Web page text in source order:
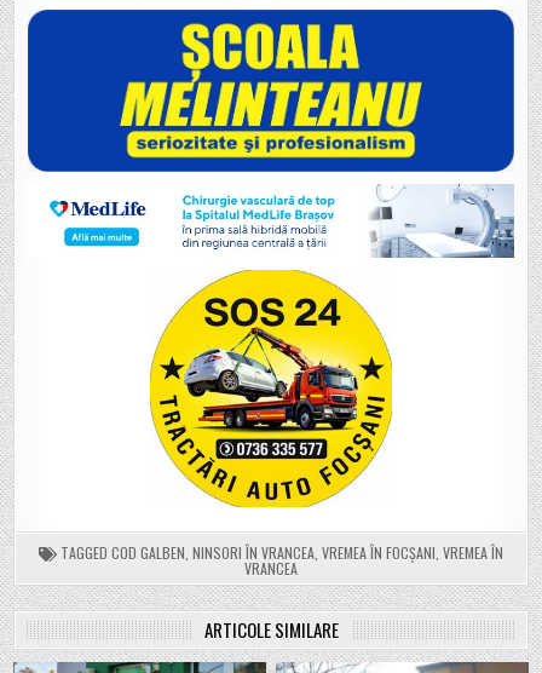
TAGGED COD GALBEN NINSORI ÎN VRANCEA VREMEA ÎN FOCȘANI VREMEA ÎN
VRANCEA
ARTICOLE SIMILARE